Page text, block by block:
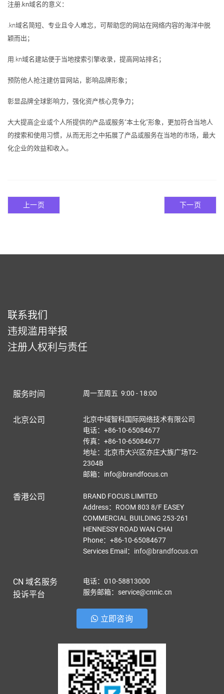
注册.kn域名的意义：
.kn域名简短、专业且令人难忘，可帮助您的网站在网络内容的海洋中脱
颖而出；
用.kn域名建站便于当地搜索引擎收录，提高网站排名；
预防他人抢注建仿冒网站，影响品牌形象；
彰显品牌全球影响力，强化资产核心竞争力；
大大提高企业或个人所提供的产品或服务“本土化”形象，更加符合当地人
的搜索和使用习惯，从而无形之中拓展了产品或服务在当地的市场，最大
化企业的效益和收入。
上一页 下一页
联系我们
违规滥用举报
注册人权利与责任
服务时间 周一至周五 9:00 - 18:00
北京公司
北京中域智科国际网络技术有限公司
电话：+86-10-65084677
传真：+86-10-65084677
地址：北京市大兴区亦庄大族广场T2-
2304B
邮箱：info@brandfocus.cn
香港公司
BRAND FOCUS LIMITED
Address：ROOM 803 8/F EASEY
COMMERCIAL BUILDING 253-261
HENNESSY ROAD WAN CHAI
Phone：+86-10-65084677
Services Email ： info@brandfocus.cn
CN 域名服务
投诉平台
电话：010-58813000
服务邮箱：service@cnnic.cn
立即咨询